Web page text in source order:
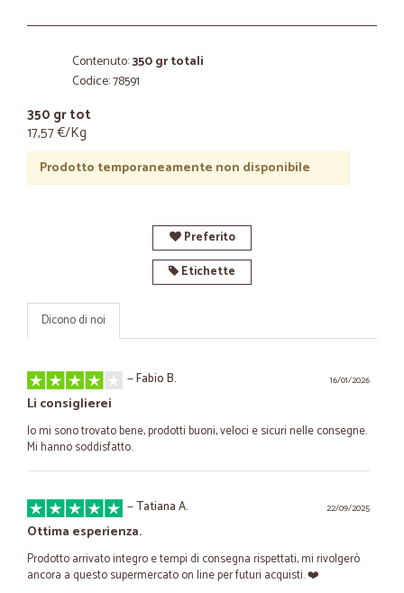
Contenuto:350 gr totali
Codice: 78591
350 gr tot
17,57 €/Kg
Prodotto temporaneamente non disponibile
Preferito
Etichette
Dicono di noi
16/01/2026
—Fabio B.
Li consiglierei
Io mi sono trovato bene, prodotti buoni, veloci e sicuri nelle consegne.
Mi hanno soddisfatto.
22/09/2025
—Tatiana A.
Ottima esperienza.
Prodotto arrivato integro e tempi di consegna rispettati, mi rivolgerò
ancora a questo supermercato on line per futuri acquisti. ❤️